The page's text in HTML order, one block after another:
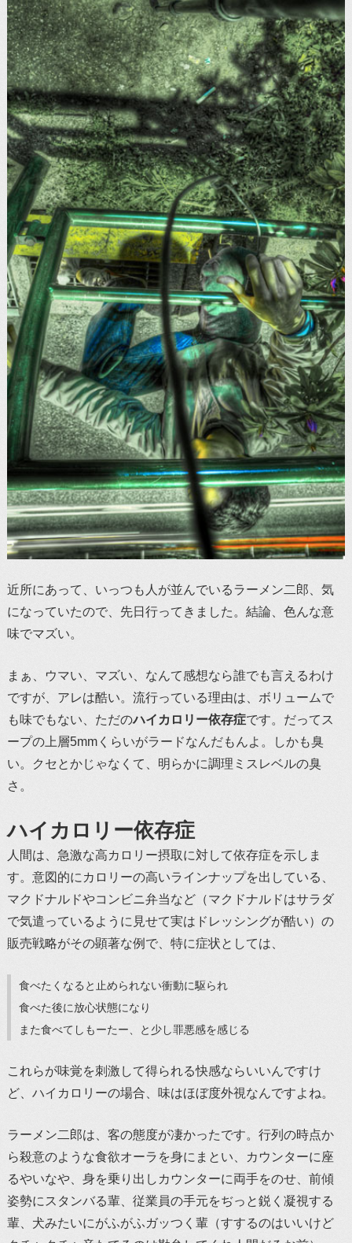
近所にあって、いっつも人が並んでいるラーメン二郎、気
になっていたので、先日行ってきました。結論、色んな意
味でマズい。
まぁ、ウマい、マズい、なんて感想なら誰でも言えるわけ
ですが、アレは酷い。流行っている理由は、ボリュームで
も味でもない、ただのハイカロリー依存症です。だってス
ープの上層5mmくらいがラードなんだもんよ。しかも臭
い。クセとかじゃなくて、明らかに調理ミスレベルの臭
さ。
ハイカロリー依存症
人間は、急激な高カロリー摂取に対して依存症を示しま
す。意図的にカロリーの高いラインナップを出している、
マクドナルドやコンビニ弁当など（マクドナルドはサラダ
で気遣っているように見せて実はドレッシングが酷い）の
販売戦略がその顕著な例で、特に症状としては、
食べたくなると止められない衝動に駆られ
食べた後に放心状態になり
また食べてしもーたー、と少し罪悪感を感じる
これらが味覚を刺激して得られる快感ならいいんですけ
ど、ハイカロリーの場合、味はほぼ度外視なんですよね。
ラーメン二郎は、客の態度が凄かったです。行列の時点か
ら殺意のような食欲オーラを身にまとい、カウンターに座
るやいなや、身を乗り出しカウンターに両手をのせ、前傾
姿勢にスタンバる輩、従業員の手元をぢっと鋭く凝視する
輩、犬みたいにがふがふガッつく輩（すするのはいいけど